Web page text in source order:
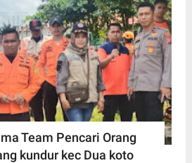
Team Pencari Orang
kundur kec Dua koto